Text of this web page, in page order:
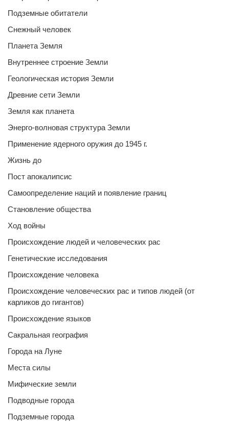
Подземные обитатели
Снежный человек
Планета Земля
Внутреннее строение Земли
Геологическая история Земли
Древние сети Земли
Земля как планета
Энерго-волновая структура Земли
Применение ядерного оружия до 1945 г.
Жизнь до
Пост апокалипсис
Самоопределение наций и появление границ
Становление общества
Ход войны
Происхождение людей и человеческих рас
Генетические исследования
Происхождение человека
Происхождение человеческих рас и типов людей (от
карликов до гигантов)
Происхождение языков
Сакральная география
Города на Луне
Места силы
Мифические земли
Подводные города
Подземные города